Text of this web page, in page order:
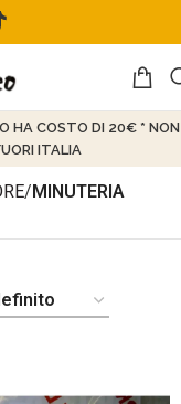
HA COSTO DI 20€ * NON
ITALIA
/MINUTERIA